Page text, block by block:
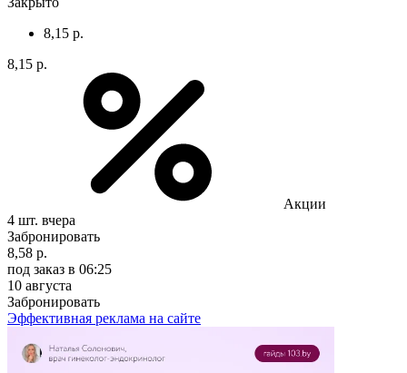
8,15 р.
8,15 р.
Акции
4 шт. вчера
Забронировать
8,58 р.
под заказ в 06:25
10 августа
Забронировать
Эффективная реклама на сайте